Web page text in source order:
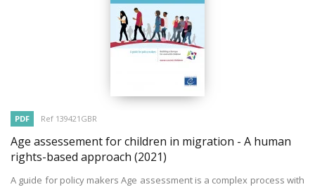
PDF Ref 139421GBR
Age assessement for children in migration - A human
rights-based approach (2021)
A guide for policy makers Age assessment is a complex process with